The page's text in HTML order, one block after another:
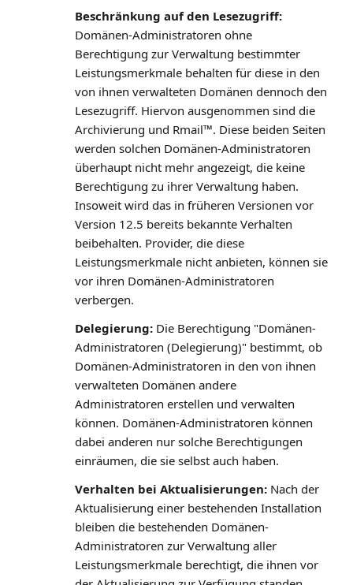
Beschränkung auf den Lesezugriff:
Domänen-Administratoren ohne
Berechtigung zur Verwaltung bestimmter
Leistungsmerkmale behalten für diese in den
von ihnen verwalteten Domänen dennoch den
Lesezugriff. Hiervon ausgenommen sind die
Archivierung und Rmail™. Diese beiden Seiten
werden solchen Domänen-Administratoren
überhaupt nicht mehr angezeigt, die keine
Berechtigung zu ihrer Verwaltung haben.
Insoweit wird das in früheren Versionen vor
Version 12.5 bereits bekannte Verhalten
beibehalten. Provider, die diese
Leistungsmerkmale nicht anbieten, können sie
vor ihren Domänen-Administratoren
verbergen.
Delegierung:Die Berechtigung "Domänen-
Administratoren (Delegierung)" bestimmt, ob
Domänen-Administratoren in den von ihnen
verwalteten Domänen andere
Administratoren erstellen und verwalten
können. Domänen-Administratoren können
dabei anderen nur solche Berechtigungen
einräumen, die sie selbst auch haben.
Verhalten bei Aktualisierungen:Nach der
Aktualisierung einer bestehenden Installation
bleiben die bestehenden Domänen-
Administratoren zur Verwaltung aller
Leistungsmerkmale berechtigt, die ihnen vor